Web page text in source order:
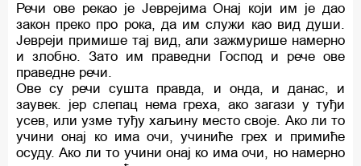
Речи ове рекао је Јеврејима Онај који им је дао
закон преко про рока, да им служи као вид души.
Јевреји примише тај вид, али зажмурише намерно
и злобно. Зато им праведни Господ и рече ове
праведне речи.
Ове су речи сушта правда, и онда, и данас, и
заувек. јер слепац нема греха, ако загази у туђи
усев, или узме туђу хаљину место своје. Ако ли то
учини онај ко има очи, учиниће грех и примиће
осуду. Ако ли то учини онај ко има очи, но намерно